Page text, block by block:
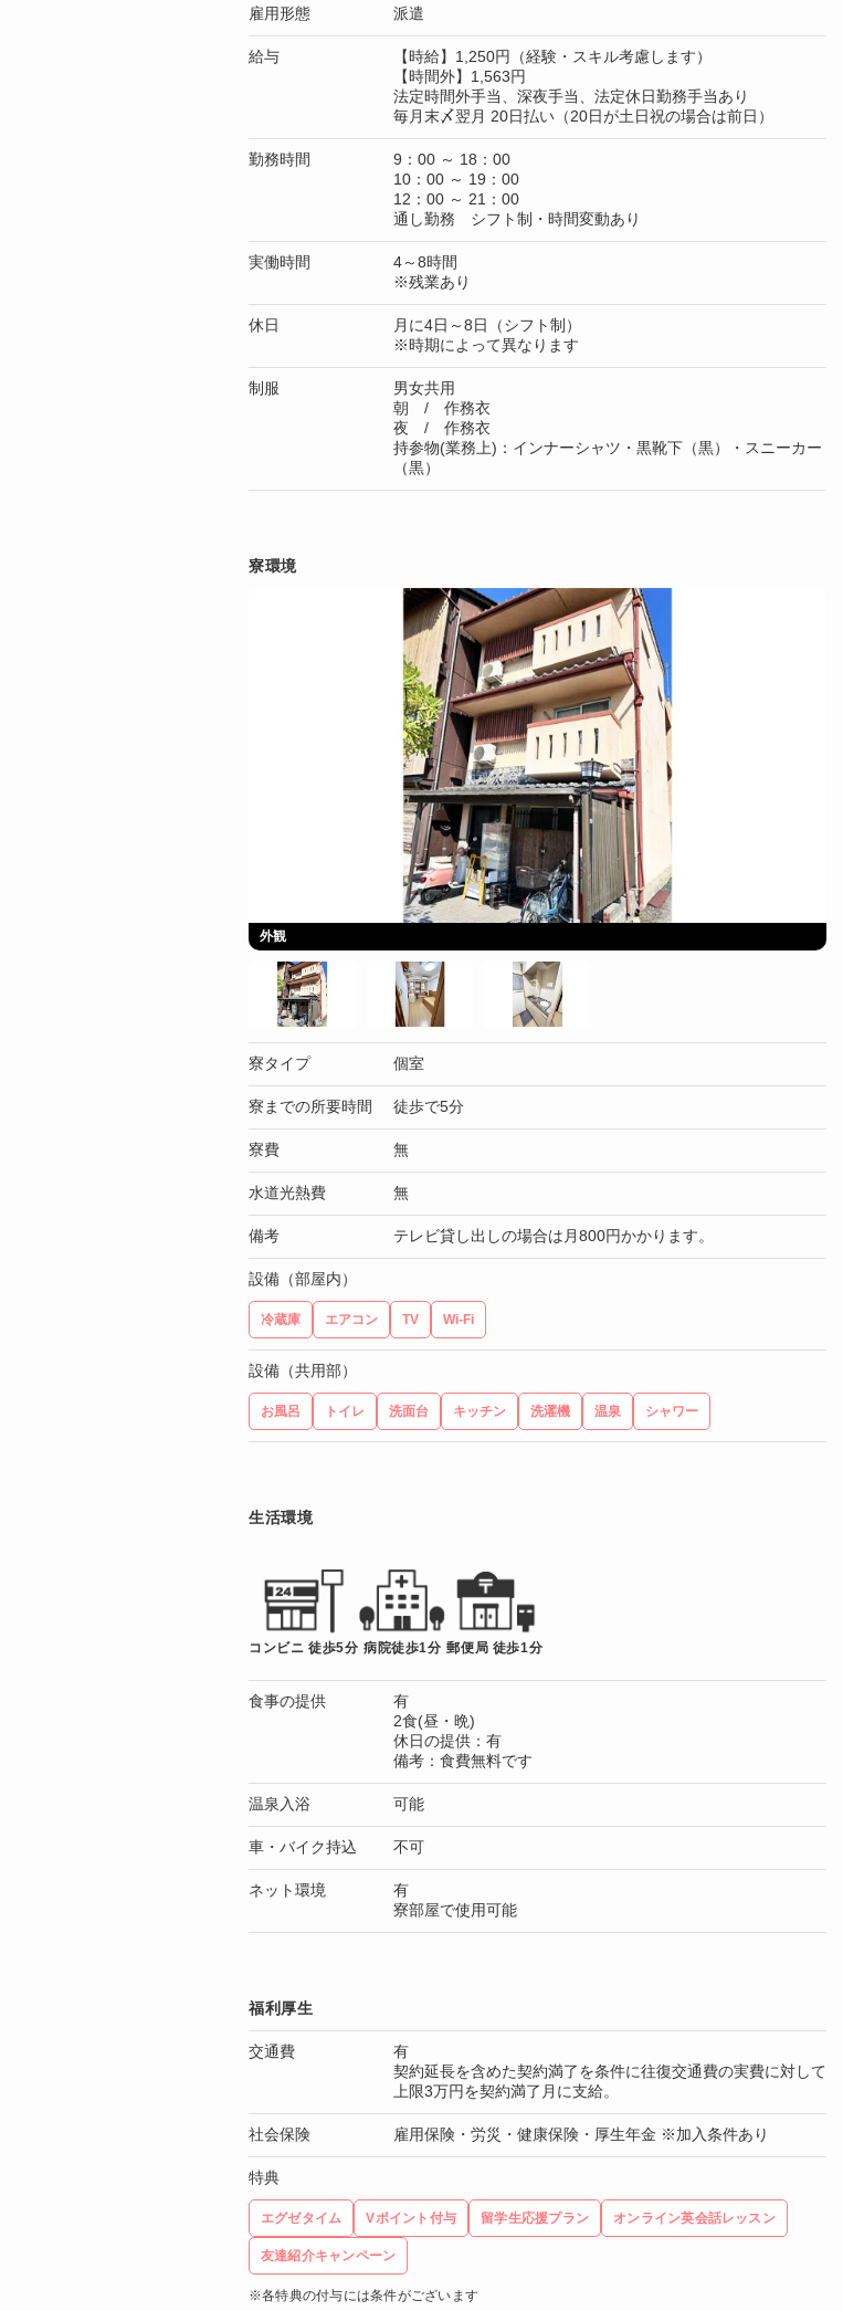
雇用形態 派遣
給与
【時給】1,250円（経験・スキル考慮します）
【時間外】1,563円
法定時間外手当、深夜手当、法定休日勤務手当あり
毎月末〆翌月 20日払い（20日が土日祝の場合は前日）
勤務時間
9：00 ～ 18：00
10：00 ～ 19：00
12：00 ～ 21：00
通し勤務 シフト制・時間変動あり
実働時間
4～8時間
※残業あり
休日
月に4日～8日（シフト制）
※時期によって異なります
制服
男女共用
朝 / 作務衣
夜 / 作務衣
持参物(業務上)：インナーシャツ・黒靴下（黒）・スニーカー
（黒）
寮環境
外観
寮タイプ 個室
寮までの所要時間 徒歩で5分
寮費 無
水道光熱費 無
備考 テレビ貸し出しの場合は月800円かかります。
設備（部屋内）
冷蔵庫 エアコン TV Wi-Fi
設備（共用部）
お風呂 トイレ 洗面台 キッチン 洗濯機 温泉 シャワー
生活環境
コンビニ 徒歩5分 病院徒歩1分 郵便局 徒歩1分
食事の提供
有
2食(昼・晩)
休日の提供：有
備考：食費無料です
温泉入浴 可能
車・バイク持込 不可
ネット環境
有
寮部屋で使用可能
福利厚生
交通費
有
契約延長を含めた契約満了を条件に往復交通費の実費に対して
上限3万円を契約満了月に支給。
社会保険 雇用保険・労災・健康保険・厚生年金 ※加入条件あり
特典
エグゼタイム Vポイント付与 留学生応援プラン オンライン英会話レッスン
友達紹介キャンペーン
※各特典の付与には条件がございます